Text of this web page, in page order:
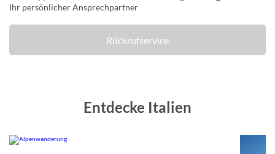
Ihr persönlicher Ansprechpartner
Rückrufservice
Entdecke Italien